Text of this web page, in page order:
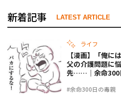
新着記事 LATEST ARTICLE
ライフ
#余命300日の毒親
【漫画】「俺に
父の介護問題に
先……｜余命300